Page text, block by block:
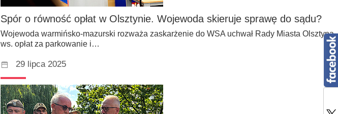
Spór o równość opłat w Olsztynie. Wojewoda skieruje sprawę do sądu?
Wojewoda warmińsko-mazurski rozważa zaskarżenie do WSA uchwał Rady Miasta Olsztyna
ws. opłat za parkowanie i…
29 lipca 2025